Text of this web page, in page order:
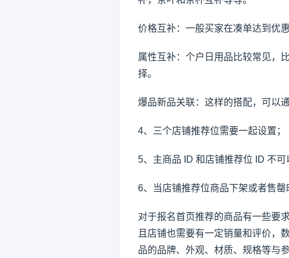
价格互补：一般买家在凑单达到优
属性互补：个户日用品比较常见，
择。
爆品新品关联：这样的搭配，可以
4、三个店铺推荐位需要一起设置；
5、主商品 ID 和店铺推荐位 ID 不可
6、当店铺推荐位商品下架或者售
对于报名首页推荐的商品有一些要
且店铺也需要有一定销量和评价，
品的品牌、外观、材质、规格等与